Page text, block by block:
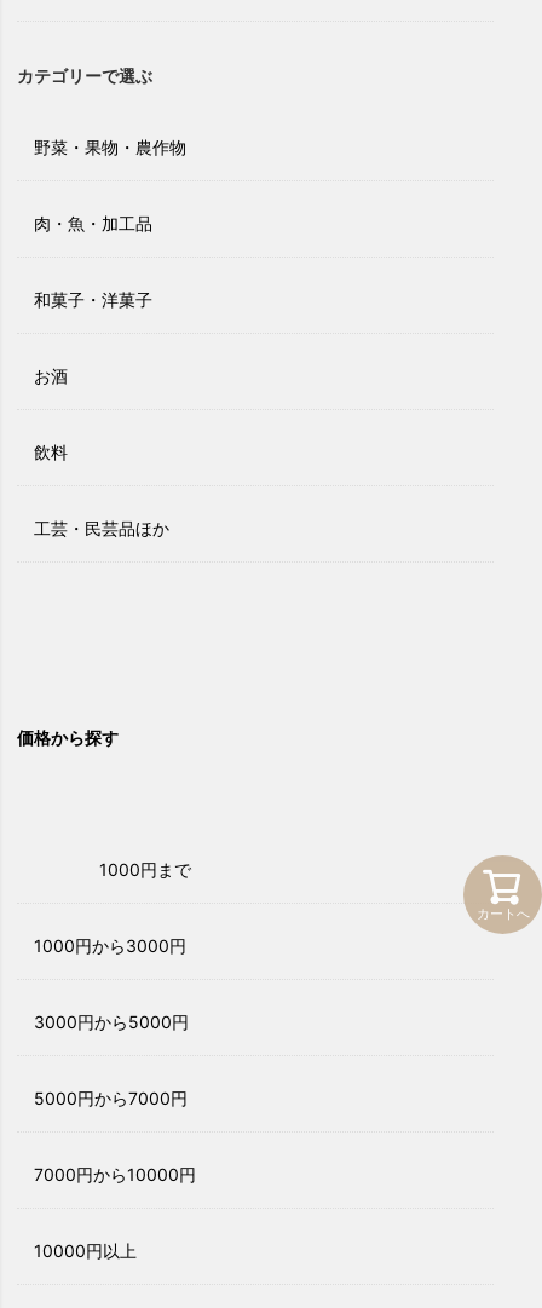
カテゴリーで選ぶ
野菜・果物・農作物
肉・魚・加工品
和菓子・洋菓子
お酒
飲料
工芸・民芸品ほか
価格から探す
1000円まで
1000円から3000円
3000円から5000円
5000円から7000円
7000円から10000円
10000円以上
カートへ